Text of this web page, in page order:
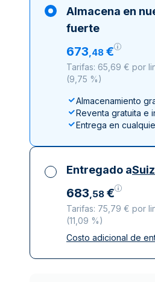
Almacena en
fuerte
673,48 €
Tarifas: 65,69 € por
(9,75 %)
Almacenamiento
Reventa gratuita e
Entrega en
Entregado a
683,58 €
Tarifas: 75,79 € por
(11,09 %)
Impuestos incluidos
Costo adicional de